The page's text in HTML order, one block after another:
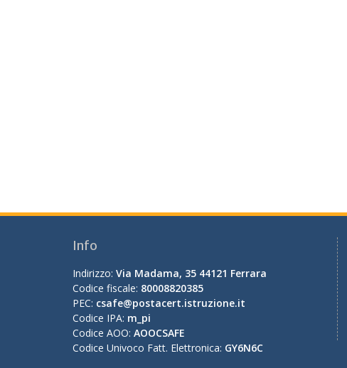
Info
Indirizzo: Via Madama, 35 44121 Ferrara
Codice fiscale: 80008820385
PEC: csafe@postacert.istruzione.it
Codice IPA: m_pi
Codice AOO: AOOCSAFE
Codice Univoco Fatt. Elettronica: GY6N6C